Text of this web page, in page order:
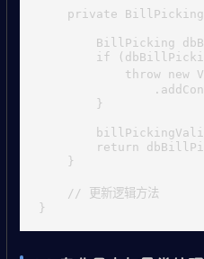
private
BillPicking
if
throw new
        }
return
    }
    // 更新逻辑方法